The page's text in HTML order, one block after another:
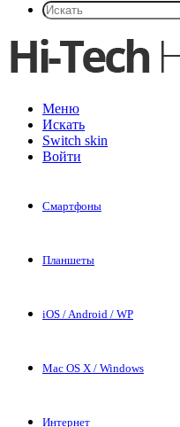
Меню
Искать
Switch skin
Войти
Смартфоны
Планшеты
iOS / Android / WP
Mac OS X / Windows
Интернет